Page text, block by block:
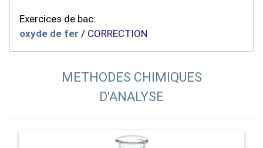
Exercices de bac:
oxyde de fer / CORRECTION
METHODES CHIMIQUES
D'ANALYSE